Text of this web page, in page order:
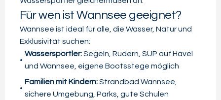
Für wen ist Wannsee geeignet?
Wannsee ist ideal für alle, die Wasser, Natur und
Exklusivität suchen:
Wassersportler:Segeln, Rudern, SUP auf Havel
und Wannsee, eigene Bootsstege möglich
Familien mit Kindern:Strandbad Wannsee,
sichere Umgebung, Parks, gute Schulen